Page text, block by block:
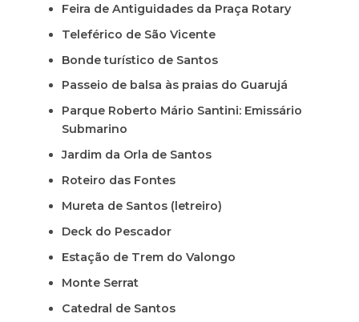
Feira de Antiguidades da Praça Rotary
Teleférico de São Vicente
Bonde turístico de Santos
Passeio de balsa às praias do Guarujá
Parque Roberto Mário Santini: Emissário
Submarino
Jardim da Orla de Santos
Roteiro das Fontes
Mureta de Santos (letreiro)
Deck do Pescador
Estação de Trem do Valongo
Monte Serrat
Catedral de Santos